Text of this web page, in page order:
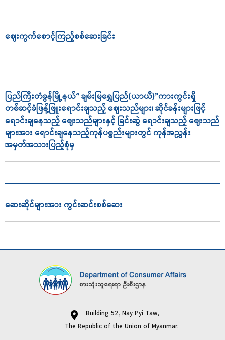
ဈေးကွက်စောင့်ကြည့်စစ်ဆေးခြင်း
ပြည်ကြီးတံခွန်မြို့နယ်“ ချမ်းမြရွှေပြည်(ယာယီ)”ကားကွင်းရှိ
တစ်ဆင့်ခံဖြန့်ဖြူးရောင်းချသည့် ဈေးသည်များ၊ ဆိုင်ခန်းများဖြင့်
ရောင်းချနေသည့် ဈေးသည်များနှင့် ခြင်းဆွဲ ရောင်းချသည့် ဈေးသည်
များအား ရောင်းချနေသည့်ကုန်ပစ္စည်းများတွင် ကုန်အညွှန်း
အမှတ်အသားပြည့်စုံမှ
ဆေးဆိုင်များအား ကွင်းဆင်းစစ်ဆေး
Building 52, Nay Pyi Taw,
The Republic of the Union of Myanmar.